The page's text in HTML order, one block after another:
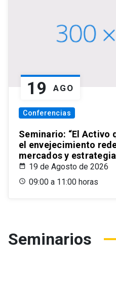
19 AGO
Conferencias
Seminario: “El Activo
el envejecimiento
mercados y
19 de Agosto de 2026
09:00 a 11:00 horas
Seminarios